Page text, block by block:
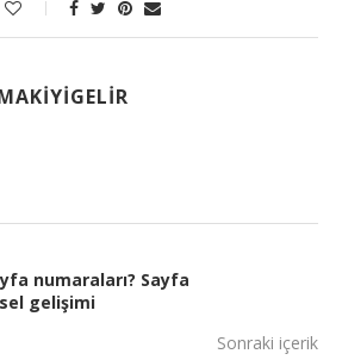
numaraları? Sayfa
gelişimi
Sonraki içerik